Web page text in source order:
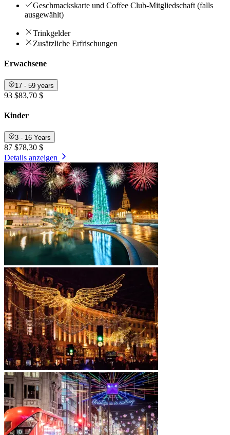
Geschmackskarte und Coffee Club-Mitgliedschaft (falls
ausgewählt)
Trinkgelder
Zusätzliche Erfrischungen
Erwachsene
17 - 59 years
93 $83,70 $
Kinder
3 - 16 Years
87 $78,30 $
Details anzeigen